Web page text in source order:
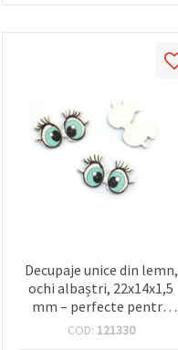
Decupaje unice din lemn,
ochi albaștri, 22x14x1,5
mm – perfecte pentru
lucru manual,
COD: 121330